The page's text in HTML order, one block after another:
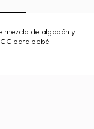
mezcla de algodón y
GG para bebé